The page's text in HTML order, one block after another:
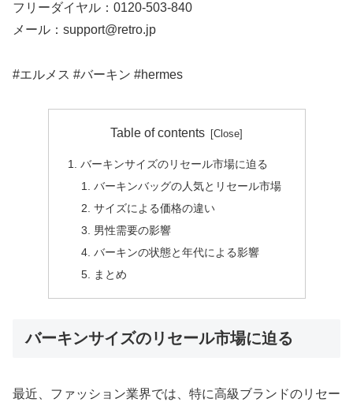
フリーダイヤル：0120-503-840
メール：support@retro.jp
#エルメス #バーキン #hermes
Table of contents
バーキンサイズのリセール市場に迫る
バーキンバッグの人気とリセール市場
サイズによる価格の違い
男性需要の影響
バーキンの状態と年代による影響
まとめ
バーキンサイズのリセール市場に迫る
最近、ファッション業界では、特に高級ブランドのリセー